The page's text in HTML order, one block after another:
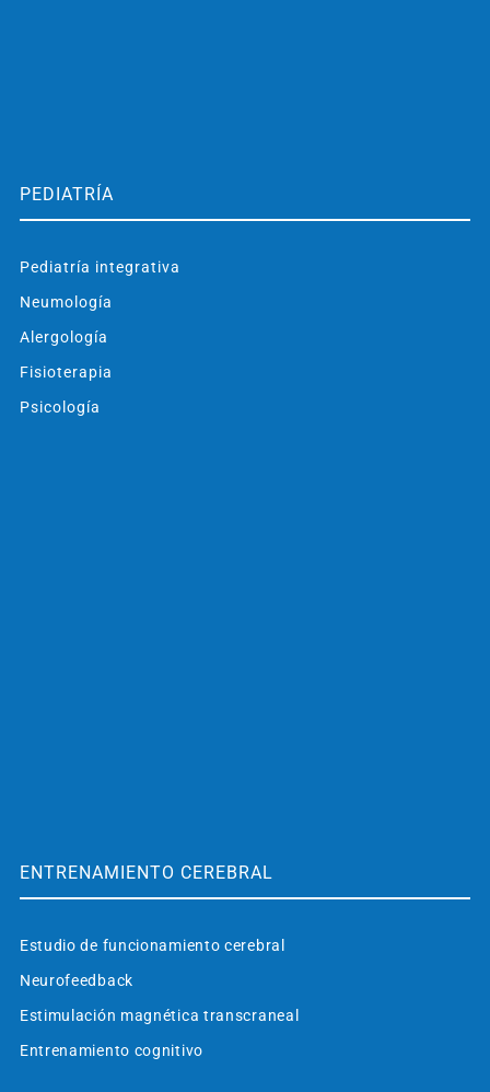
PEDIATRÍA
Pediatría integrativa
Neumología
Alergología
Fisioterapia
Psicología
ENTRENAMIENTO CEREBRAL
Estudio de funcionamiento cerebral
Neurofeedback
Estimulación magnética transcraneal
Entrenamiento cognitivo